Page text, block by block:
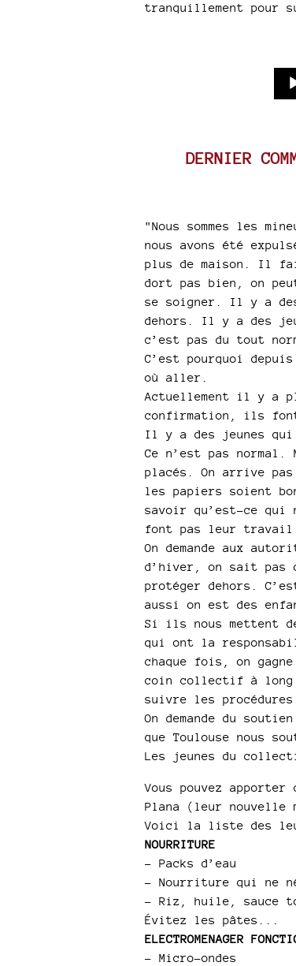
tranquillement pour
DERNIER
"Nous sommes les
nous avons été
plus de maison. Il
dort pas bien, on
se soigner. Il y a
dehors. Il y a des
c’est pas du tout
C’est pourquoi
où aller.
Actuellement il y a
confirmation, ils
Il y a des jeunes qui
Ce n’est pas
placés. On arrive
les papiers soient
savoir qu’est-ce qui
font pas leur
On demande aux
d’hiver, on sait
protéger dehors.
aussi on est des
Si ils nous mettent
qui ont la
chaque fois, on
coin collectif à long
suivre les
On demande du
que Toulouse nous
Les jeunes du
Vous pouvez
Plana (leur nouvelle
Voici la liste des
NOURRITURE
– Packs d’eau
– Nourriture qui ne
– Riz, huile, sauce
Évitez les pâtes...
ELECTROMENAGER
– Micro-ondes